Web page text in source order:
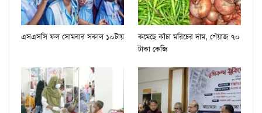
এসএসসি ফল সোমবার সকাল ১০টায়
কমেছে কাঁচা মরিচের দাম, পেঁয়াজ ৭০
টাকা কেজি